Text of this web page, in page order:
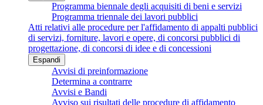
Programma biennale degli acquisiti di beni e servizi
Programma triennale dei lavori pubblici
Atti relativi alle procedure per l'affidamento di appalti pubblici
di servizi, forniture, lavori e opere, di concorsi pubblici di
progettazione, di concorsi di idee e di concessioni
Espandi
Avvisi di preinformazione
Determina a contrarre
Avvisi e Bandi
Avviso sui risultati delle procedure di affidamento